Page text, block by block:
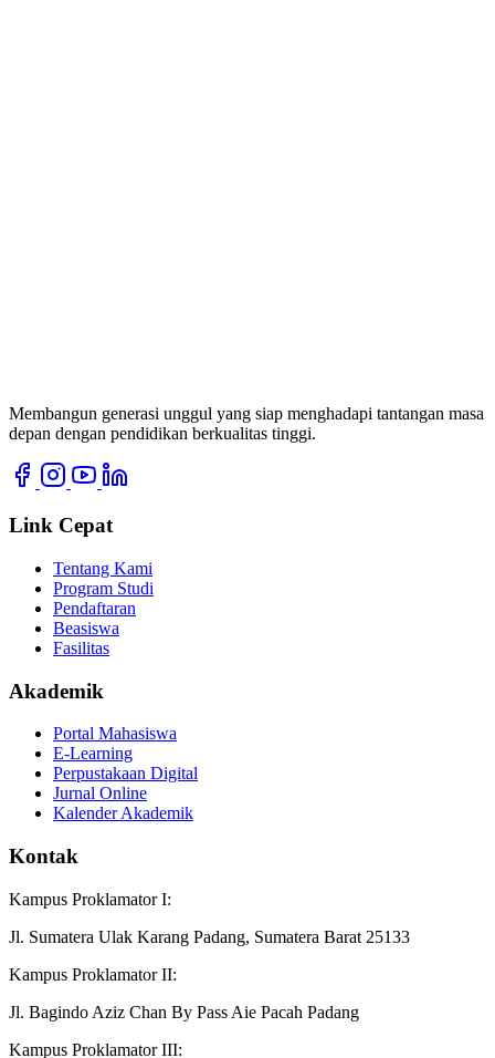
Membangun generasi unggul yang siap menghadapi tantangan masa
depan dengan pendidikan berkualitas tinggi.
Link Cepat
Tentang Kami
Program Studi
Pendaftaran
Beasiswa
Fasilitas
Akademik
Portal Mahasiswa
E-Learning
Perpustakaan Digital
Jurnal Online
Kalender Akademik
Kontak
Kampus Proklamator I:
Jl. Sumatera Ulak Karang Padang, Sumatera Barat 25133
Kampus Proklamator II:
Jl. Bagindo Aziz Chan By Pass Aie Pacah Padang
Kampus Proklamator III: